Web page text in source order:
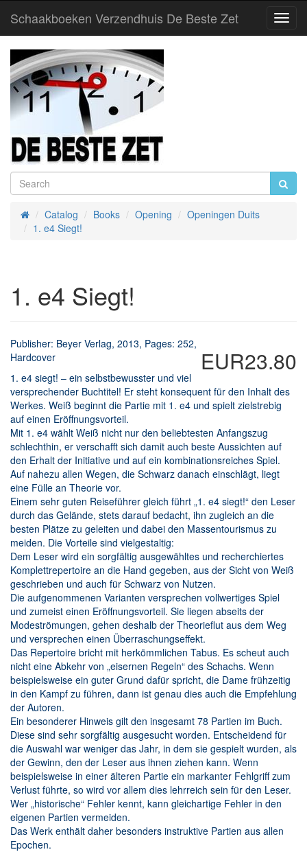
Schaakboeken Verzendhuis De Beste Zet
HomeCatalog Books Opening
Openingen Duits
1. e4 Siegt!
1. e4 Siegt!
EUR23.80
Publisher: Beyer Verlag, 2013, Pages: 252,
Hardcover
1. e4 siegt! – ein selbstbewusster und viel
versprechender Buchtitel! Er steht konsequent für den Inhalt des
Werkes. Weiß beginnt die Partie mit 1. e4 und spielt zielstrebig
auf einen Eröffnungsvorteil.
Mit 1. e4 wählt Weiß nicht nur den beliebtesten Anfangszug
schlechthin, er verschafft sich damit auch beste Aussichten auf
den Erhalt der Initiative und auf ein kombinationsreiches Spiel.
Auf nahezu allen Wegen, die Schwarz danach einschlägt, liegt
eine Fülle an Theorie vor.
Einem sehr guten Reiseführer gleich führt „1. e4 siegt!“ den Leser
durch das Gelände, stets darauf bedacht, ihn zugleich an die
besten Plätze zu geleiten und dabei den Massentourismus zu
meiden. Die Vorteile sind vielgestaltig:
Dem Leser wird ein sorgfältig ausgewähltes und recherchiertes
Komplettrepertoire an die Hand gegeben, aus der Sicht von Weiß
geschrieben und auch für Schwarz von Nutzen.
Die aufgenommenen Varianten versprechen vollwertiges Spiel
und zumeist einen Eröffnungsvorteil. Sie liegen abseits der
Modeströmungen, gehen deshalb der Theorieflut aus dem Weg
und versprechen einen Überraschungseffekt.
Das Repertoire bricht mit herkömmlichen Tabus. Es scheut auch
nicht eine Abkehr von „eisernen Regeln“ des Schachs. Wenn
beispielsweise ein guter Grund dafür spricht, die Dame frühzeitig
in den Kampf zu führen, dann ist genau dies auch die Empfehlung
der Autoren.
Ein besonderer Hinweis gilt den insgesamt 78 Partien im Buch.
Diese sind sehr sorgfältig ausgesucht worden. Entscheidend für
die Auswahl war weniger das Jahr, in dem sie gespielt wurden, als
der Gewinn, den der Leser aus ihnen ziehen kann. Wenn
beispielsweise in einer älteren Partie ein markanter Fehlgriff zum
Verlust führte, so wird vor allem dies lehrreich sein für den Leser.
Wer „historische“ Fehler kennt, kann gleichartige Fehler in den
eigenen Partien vermeiden.
Das Werk enthält daher besonders instruktive Partien aus allen
Epochen.